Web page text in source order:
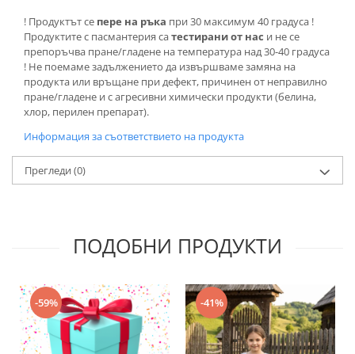
! Продуктът се пере на ръка при 30 максимум 40 градуса !
Продуктите с пасмантерия сатестирани от нас и не се
препоръчва пране/гладене на температура над 30-40 градуса
! Не поемаме задължението да извършваме замяна на
продукта или връщане при дефект, причинен от неправилно
пране/гладене и с агресивни химически продукти (белина,
хлор, перилен препарат).
Информация за съответствието на продукта
Прегледи (0)
ПОДОБНИ ПРОДУКТИ
-59% -41%